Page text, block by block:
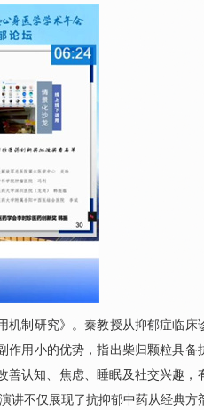
机制研究》。秦教授从抑郁症临床
作用小的优势，指出柴归颗粒具备
认知、焦虑、睡眠及社交兴趣，
讲不仅展现了抗抑郁中药从经典方